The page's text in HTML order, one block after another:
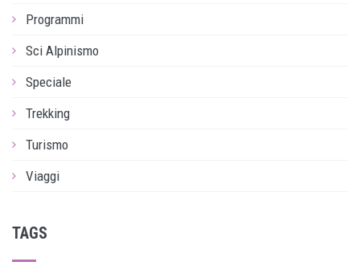
Programmi
Sci Alpinismo
Speciale
Trekking
Turismo
Viaggi
TAGS